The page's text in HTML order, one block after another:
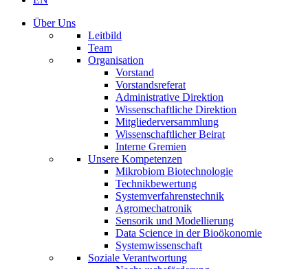
Über Uns
Leitbild
Team
Organisation
Vorstand
Vorstandsreferat
Administrative Direktion
Wissenschaftliche Direktion
Mitgliederversammlung
Wissenschaftlicher Beirat
Interne Gremien
Unsere Kompetenzen
Mikrobiom Biotechnologie
Technikbewertung
Systemverfahrenstechnik
Agromechatronik
Sensorik und Modellierung
Data Science in der Bioökonomie
Systemwissenschaft
Soziale Verantwortung